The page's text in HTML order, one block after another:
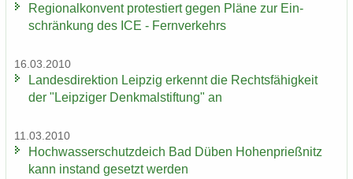
Re­gio­nal­kon­vent pro­tes­tiert gegen Pläne zur Ein­
schrän­kung des ICE - Fern­ver­kehrs
16.03.2010
Lan­des­di­rek­ti­on Leip­zig er­kennt die Rechts­fä­hig­keit
der "Leip­zi­ger Denk­mal­stif­tung" an
11.03.2010
Hoch­was­ser­schutz­deich Bad Düben Ho­hen­prieß­nitz
kann in­stand ge­setzt wer­den